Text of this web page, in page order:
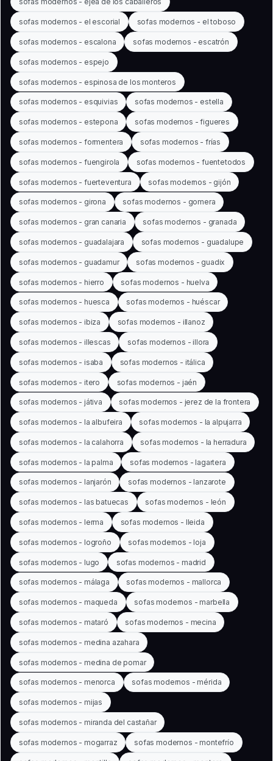
sofas modernos - el escorial sofas modernos - el toboso
sofas modernos - escalona sofas modernos - escatrón
sofas modernos - espejo
sofas modernos - espinosa de los monteros
sofas modernos - esquivias sofas modernos - estella
sofas modernos - estepona sofas modernos - figueres
sofas modernos - formentera sofas modernos - frías
sofas modernos - fuengirola sofas modernos - fuentetodos
sofas modernos - fuerteventura sofas modernos - gijón
sofas modernos - girona sofas modernos - gomera
sofas modernos - gran canaria sofas modernos - granada
sofas modernos - guadalajara sofas modernos - guadalupe
sofas modernos - guadamur sofas modernos - guadix
sofas modernos - hierro sofas modernos - huelva
sofas modernos - huesca sofas modernos - huéscar
sofas modernos - ibiza sofas modernos - illanoz
sofas modernos - illescas sofas modernos - illora
sofas modernos - isaba sofas modernos - itálica
sofas modernos - itero sofas modernos - jaén
sofas modernos - játiva sofas modernos - jerez de la frontera
sofas modernos - la albufeira sofas modernos - la alpujarra
sofas modernos - la calahorra sofas modernos - la herradura
sofas modernos - la palma sofas modernos - lagartera
sofas modernos - lanjarón sofas modernos - lanzarote
sofas modernos - las batuecas sofas modernos - león
sofas modernos - lerma sofas modernos - lleida
sofas modernos - logroño sofas modernos - loja
sofas modernos - lugo sofas modernos - madrid
sofas modernos - málaga sofas modernos - mallorca
sofas modernos - maqueda sofas modernos - marbella
sofas modernos - mataró sofas modernos - mecina
sofas modernos - medina azahara
sofas modernos - medina de pomar
sofas modernos - menorca sofas modernos - mérida
sofas modernos - mijas
sofas modernos - miranda del castañar
sofas modernos - mogarraz sofas modernos - montefrío